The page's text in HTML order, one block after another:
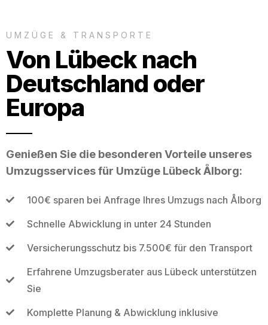
UMZÜGE & TRANSPORTE
Von Lübeck nach
Deutschland oder
Europa
Genießen Sie die besonderen Vorteile unseres
Umzugsservices für Umzüge Lübeck Ålborg:
100€ sparen bei Anfrage Ihres Umzugs nach Ålborg
Schnelle Abwicklung in unter 24 Stunden
Versicherungsschutz bis 7.500€ für den Transport
Erfahrene Umzugsberater aus Lübeck unterstützen
Sie
Komplette Planung & Abwicklung inklusive